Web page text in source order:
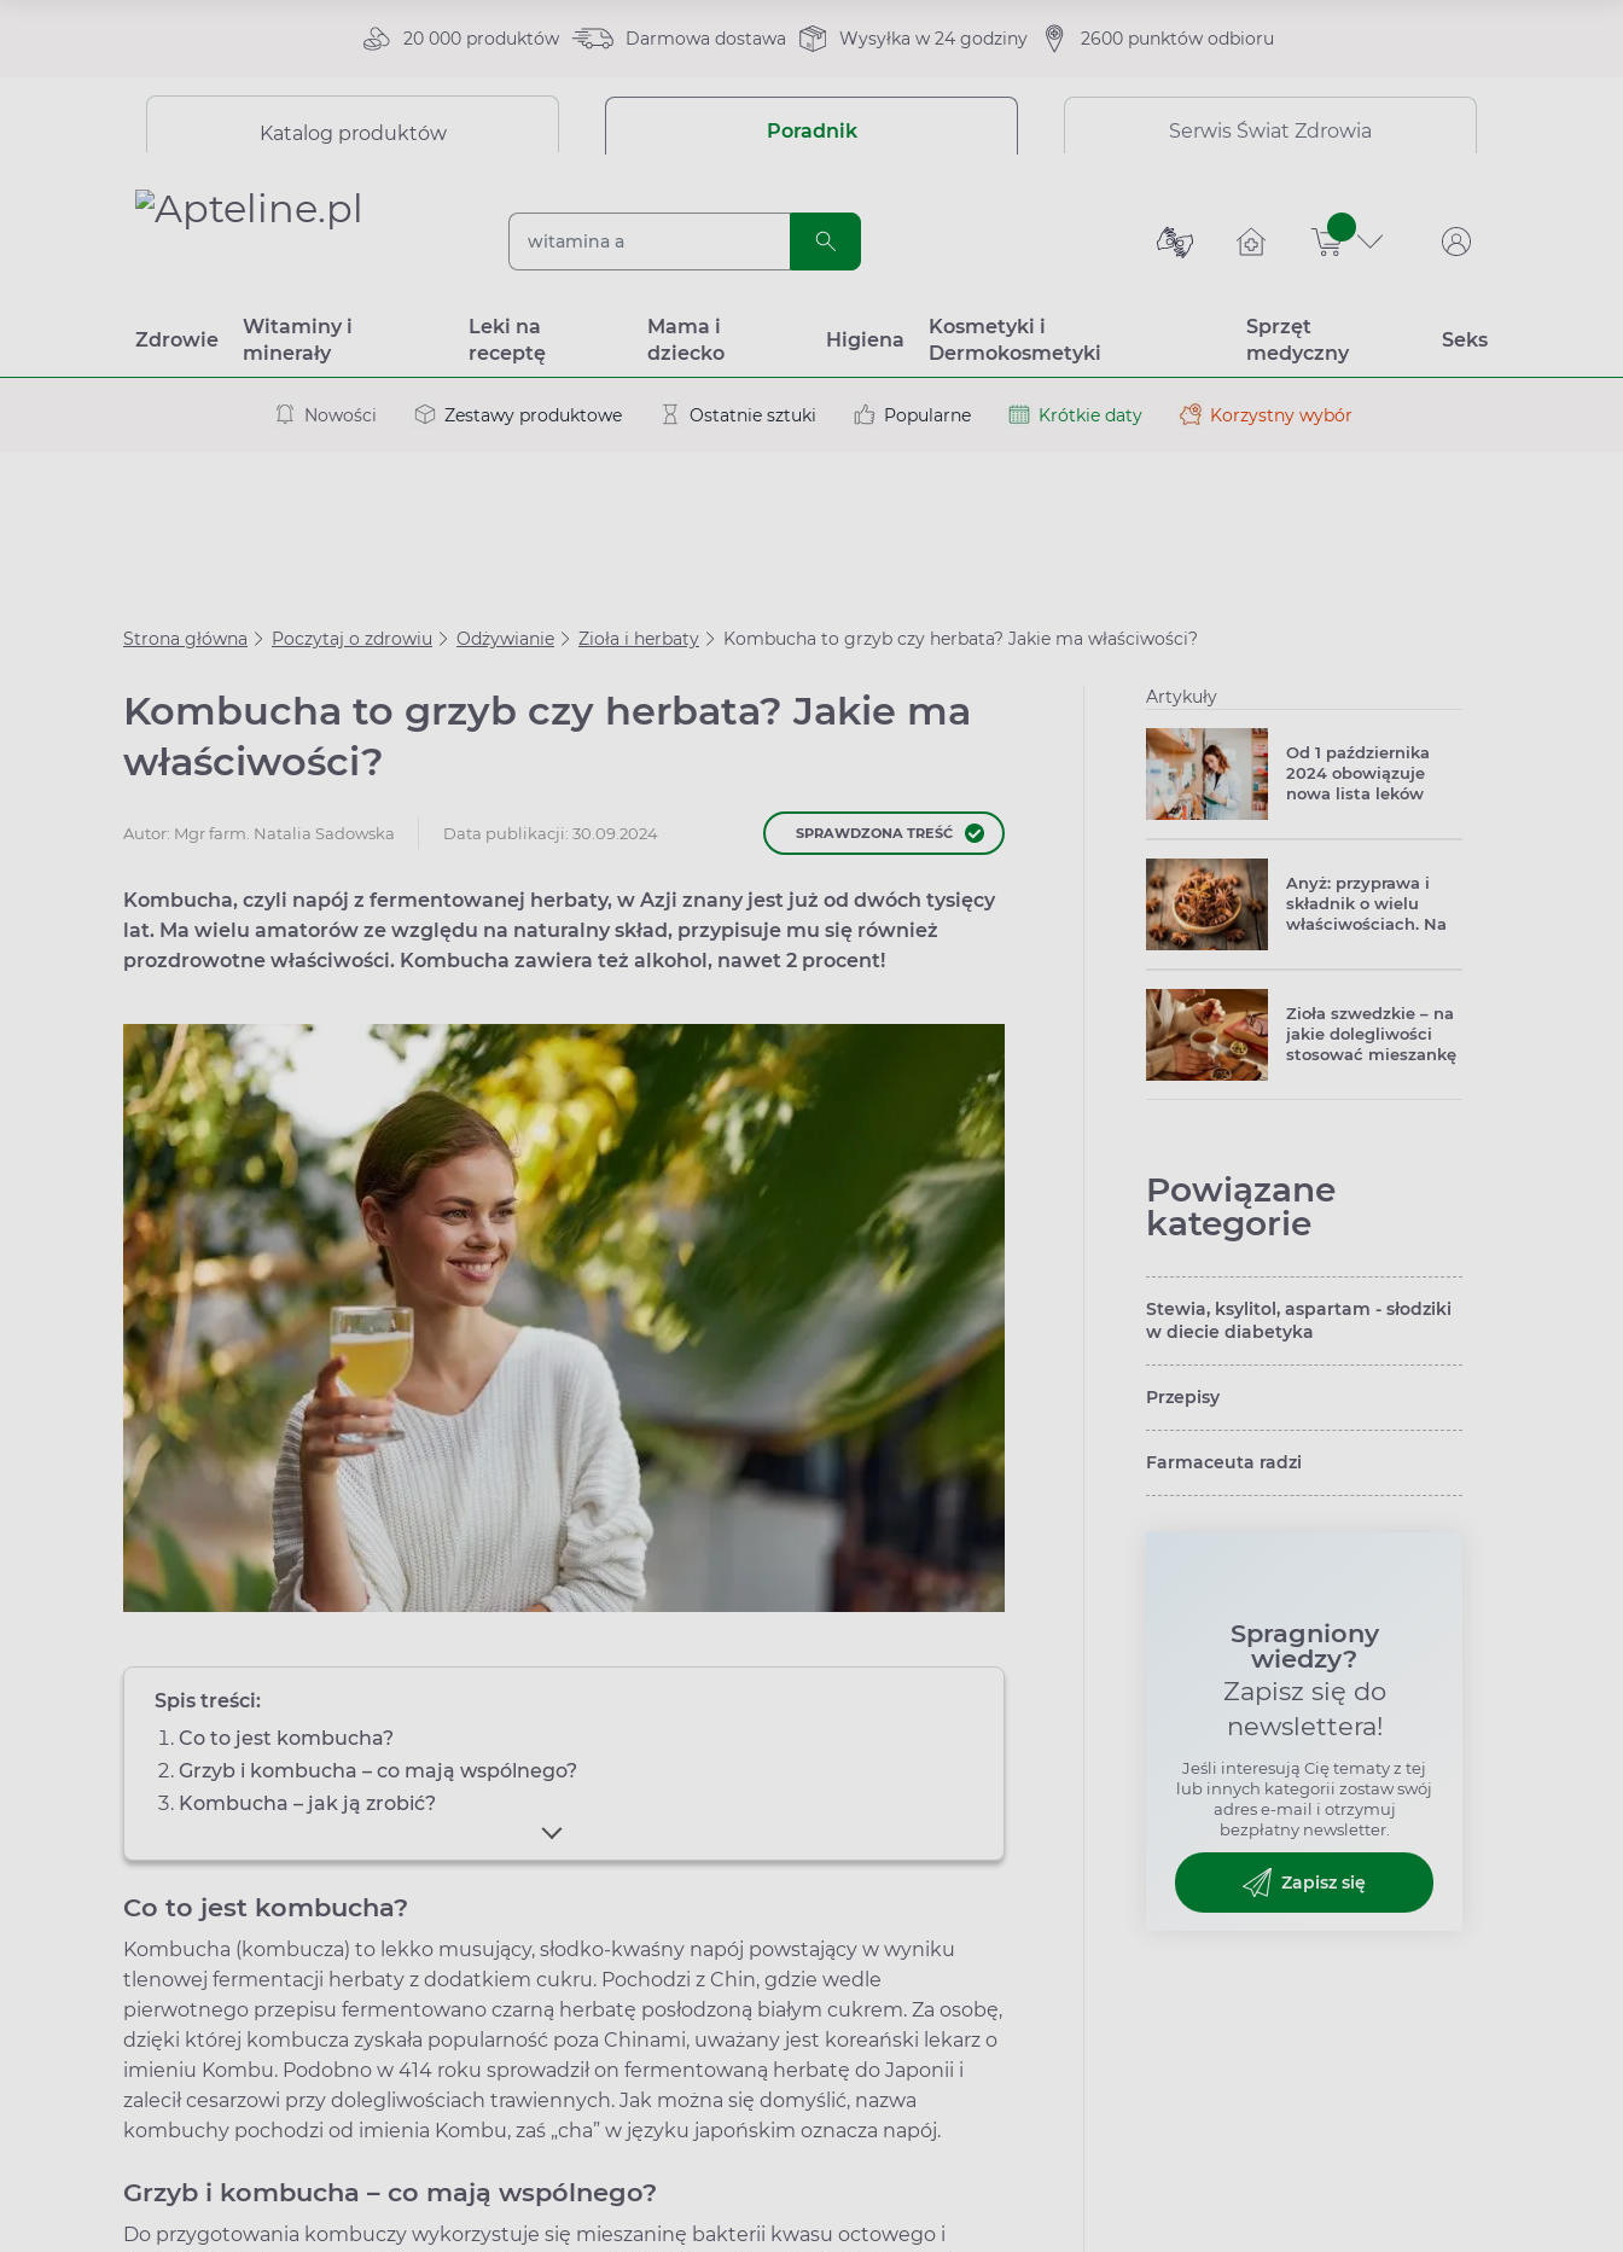
20 000 produktów Darmowa dostawa Wysyłka w 24 godziny 2600 punktów odbioru
Katalog produktów Poradnik Serwis Świat Zdrowia
sztuk
Zdrowie
Witaminy i
minerały
Leki na
receptę
Mama i
dziecko
Higiena
Kosmetyki i
Dermokosmetyki
Sprzęt
medyczny
Seks
Nowości Zestawy produktowe Ostatnie sztuki Popularne Krótkie daty Korzystny wybór
Strona główna Poczytaj o zdrowiu Odżywianie Zioła i herbaty Kombucha to grzyb czy herbata? Jakie ma właściwości?
Kombucha to grzyb czy herbata? Jakie ma
właściwości?
Autor: Mgr farm. Natalia Sadowska Data publikacji: 30.09.2024 SPRAWDZONA TREŚĆ
Kombucha, czyli napój z fermentowanej herbaty, w Azji znany jest już od dwóch tysięcy
lat. Ma wielu amatorów ze względu na naturalny skład, przypisuje mu się również
prozdrowotne właściwości. Kombucha zawiera też alkohol, nawet 2 procent!
Spis treści:
Co to jest kombucha?
Grzyb i kombucha – co mają wspólnego?
Kombucha – jak ją zrobić?
Co to jest kombucha?
Kombucha (kombucza) to lekko musujący, słodko-kwaśny napój powstający w wyniku
tlenowej fermentacji herbaty z dodatkiem cukru. Pochodzi z Chin, gdzie wedle
pierwotnego przepisu fermentowano czarną herbatę posłodzoną białym cukrem. Za osobę,
dzięki której kombucza zyskała popularność poza Chinami, uważany jest koreański lekarz o
imieniu Kombu. Podobno w 414 roku sprowadził on fermentowaną herbatę do Japonii i
zalecił cesarzowi przy dolegliwościach trawiennych. Jak można się domyślić, nazwa
kombuchy pochodzi od imienia Kombu, zaś „cha” w języku japońskim oznacza napój.
Grzyb i kombucha – co mają wspólnego?
Do przygotowania kombuczy wykorzystuje się mieszaninę bakterii kwasu octowego i
Artykuły
Od 1 października
2024 obowiązuje
nowa lista leków
Anyż: przyprawa i
składnik o wielu
właściwościach. Na
Zioła szwedzkie – na
jakie dolegliwości
stosować mieszankę
Powiązane
kategorie
Stewia, ksylitol, aspartam - słodziki
w diecie diabetyka
Przepisy
Farmaceuta radzi
Spragniony
wiedzy?
Zapisz się do
newslettera!
Jeśli interesują Cię tematy z tej
lub innych kategorii zostaw swój
adres e-mail i otrzymuj
bezpłatny newsletter.
Zapisz się